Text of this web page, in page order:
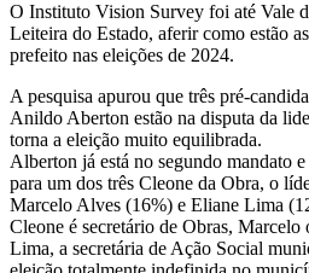
O Instituto Vision Survey foi até Vale
Leiteira do Estado, aferir como estão
prefeito nas eleições de 2024.
A pesquisa apurou que três pré-
Anildo Aberton estão na disputa da
torna a eleição muito equilibrada.
Alberton já está no segundo mandato
para um dos três Cleone da Obra, o
Marcelo Alves (16%) e Eliane Lima
Cleone é secretário de Obras,
Lima, a secretária de Ação Social